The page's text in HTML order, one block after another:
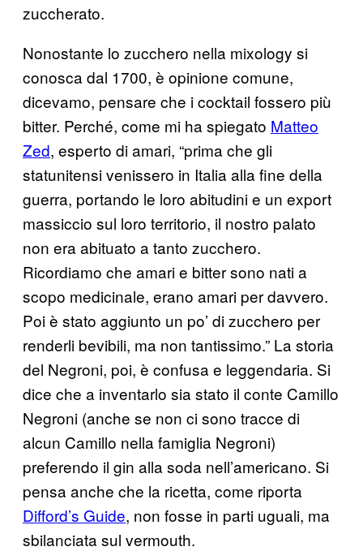
zuccherato.
Nonostante lo zucchero nella mixology si
conosca dal 1700, è opinione comune,
dicevamo, pensare che i cocktail fossero più
bitter. Perché, come mi ha spiegato Matteo
Zed, esperto di amari, “prima che gli
statunitensi venissero in Italia alla fine della
guerra, portando le loro abitudini e un export
massiccio sul loro territorio, il nostro palato
non era abituato a tanto zucchero.
Ricordiamo che amari e bitter sono nati a
scopo medicinale, erano amari per davvero.
Poi è stato aggiunto un po’ di zucchero per
renderli bevibili, ma non tantissimo.” La storia
del Negroni, poi, è confusa e leggendaria. Si
dice che a inventarlo sia stato il conte Camillo
Negroni (anche se non ci sono tracce di
alcun Camillo nella famiglia Negroni)
preferendo il gin alla soda nell’americano. Si
pensa anche che la ricetta, come riporta
Difford’s Guide, non fosse in parti uguali, ma
sbilanciata sul vermouth.